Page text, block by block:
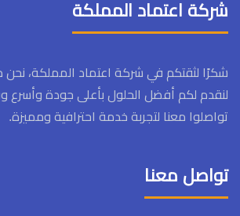
شركة اعتماد المملكة
شكرًا لثقتكم في شركة اعتماد المملكة، نحن
لنقدم لكم أفضل الحلول بأعلى جودة وأسرع
تواصلوا معنا لتجربة خدمة احترافية ومميزة.
تواصل معنا